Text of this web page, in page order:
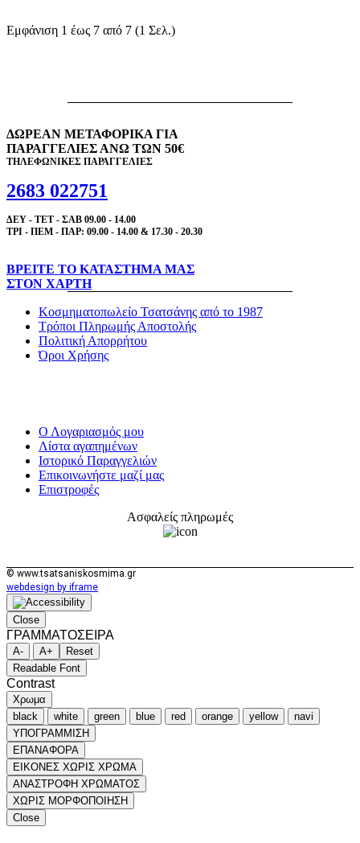
Εμφάνιση 1 έως 7 από 7 (1 Σελ.)
ΔΩΡΕΑΝ ΜΕΤΑΦΟΡΙΚΑ ΓΙΑ
ΠΑΡΑΓΓΕΛΙΕΣ ΑΝΩ ΤΩΝ 50€
ΤΗΛΕΦΩΝΙΚΕΣ ΠΑΡΑΓΓΕΛΙΕΣ
2683 022751
ΔΕΥ - ΤΕΤ - ΣΑΒ 09.00 - 14.00
ΤΡΙ - ΠΕΜ - ΠΑΡ: 09.00 - 14.00 & 17.30 - 20.30
ΒΡΕΙΤΕ ΤΟ ΚΑΤΑΣΤΗΜΑ ΜΑΣ
ΣΤΟΝ ΧΑΡΤΗ
Κοσμηματοπωλείο Τσατσάνης από το 1987
Τρόποι Πληρωμής Αποστολής
Πολιτική Απορρήτου
Όροι Χρήσης
Ο Λογαριασμός μου
Λίστα αγαπημένων
Ιστορικό Παραγγελιών
Επικοινωνήστε μαζί μας
Επιστροφές
Ασφαλείς πληρωμές
© www.tsatsaniskosmima.gr
webdesign by iframe
Close
ΓΡΑΜΜΑΤΟΣΕΙΡΑ
A- A+
Reset
Readable Font
Contrast
Χρωμα
black
white green blue red orange yellow
navi
ΥΠΟΓΡΑΜΜΙΣΗ
ΕΠΑΝΑΦΟΡΑ
ΕΙΚΟΝΕΣ ΧΩΡΙΣ ΧΡΩΜΑ
ΑΝΑΣΤΡΟΦΗ ΧΡΩΜΑΤΟΣ
ΧΩΡΙΣ ΜΟΡΦΟΠΟΙΗΣΗ
Close